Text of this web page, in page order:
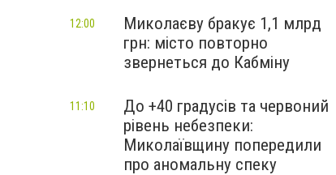
Миколаєву бракує 1,1 млрд
грн: місто повторно
звернеться до Кабміну
12:00
До +40 градусів та червоний
рівень небезпеки:
Миколаївщину попередили
про аномальну спеку
11:10